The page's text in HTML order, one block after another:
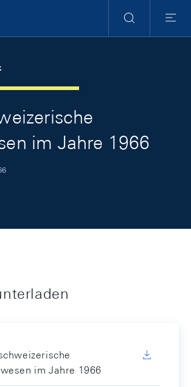
Suche
Menu
im Jahre 1966
im Jahre 1966